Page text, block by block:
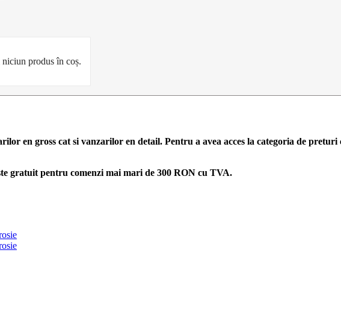
produs în coș.
en gross cat si vanzarilor en detail. Pentru a avea acces la categoria de
gratuit pentru comenzi mai mari de 300 RON cu TVA.